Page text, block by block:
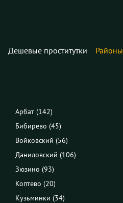
Дешевые проститутки Районы
Арбат (142)
Бибирево (45)
Войковский (56)
Даниловский (106)
Зюзино (93)
Коптево (20)
Кузьминки (34)